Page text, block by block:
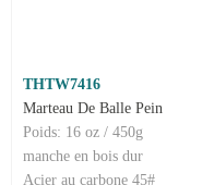
THTW7416
Marteau De Balle Pein
Poids: 16 oz / 450g
manche en bois dur
Acier au carbone 45#